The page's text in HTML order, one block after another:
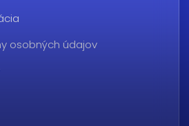
osobných údajov